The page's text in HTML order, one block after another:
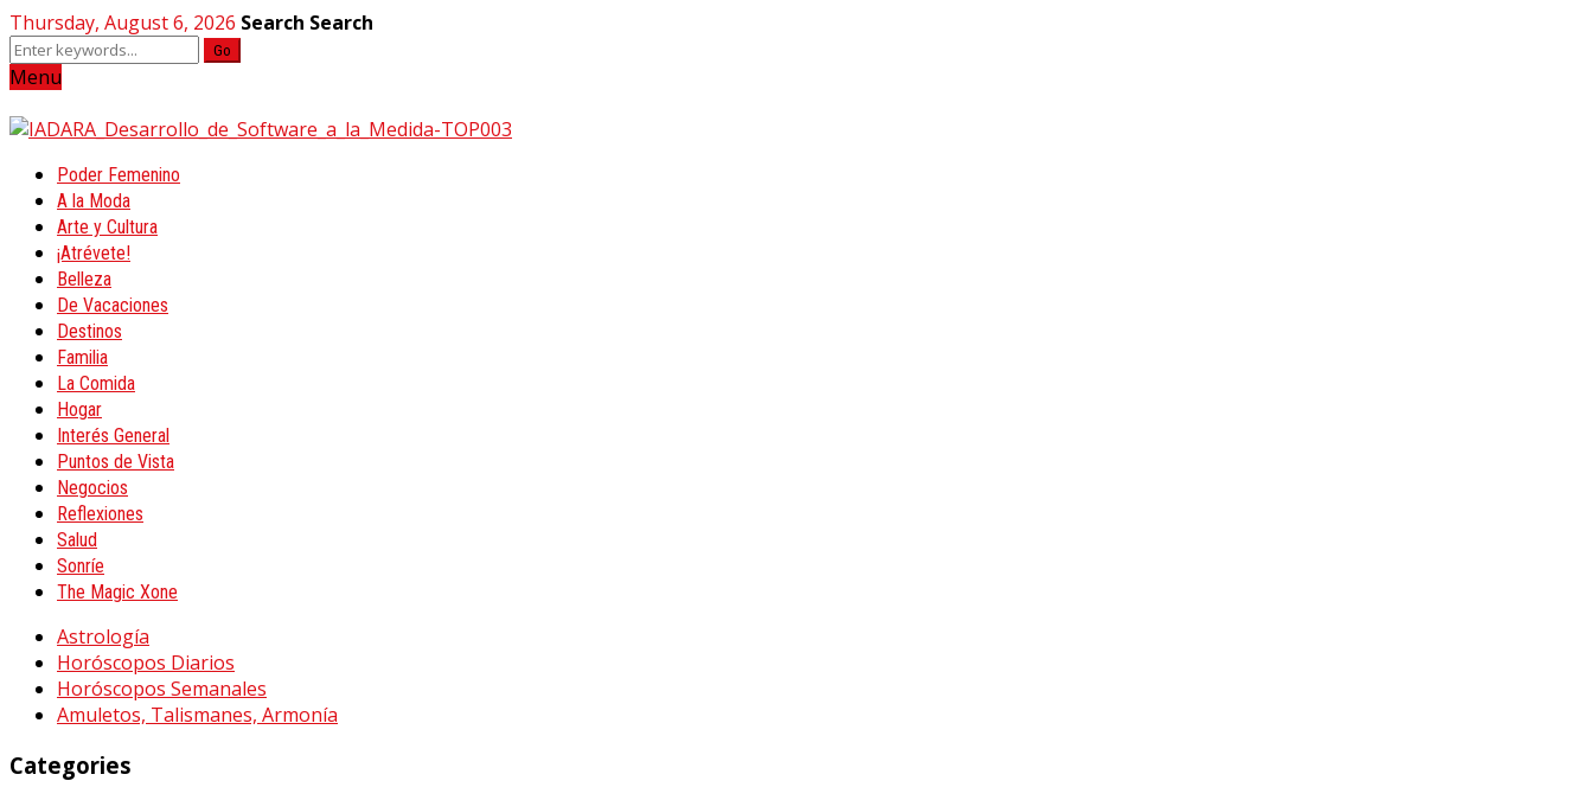
Thursday, August 6, 2026 Search Search
Go
Menu
Poder Femenino
A la Moda
Arte y Cultura
¡Atrévete!
Belleza
De Vacaciones
Destinos
Familia
La Comida
Hogar
Interés General
Puntos de Vista
Negocios
Reflexiones
Salud
Sonríe
The Magic Xone
Astrología
Horóscopos Diarios
Horóscopos Semanales
Amuletos, Talismanes, Armonía
Categories